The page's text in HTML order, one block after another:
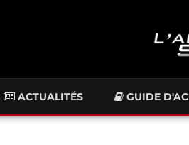
ACTUALITÉS GUIDE